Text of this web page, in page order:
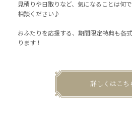
見積りや日取りなど、気になることは何
相談ください♪
おふたりを応援する、期間限定特典も各
ります！
詳しくはこち